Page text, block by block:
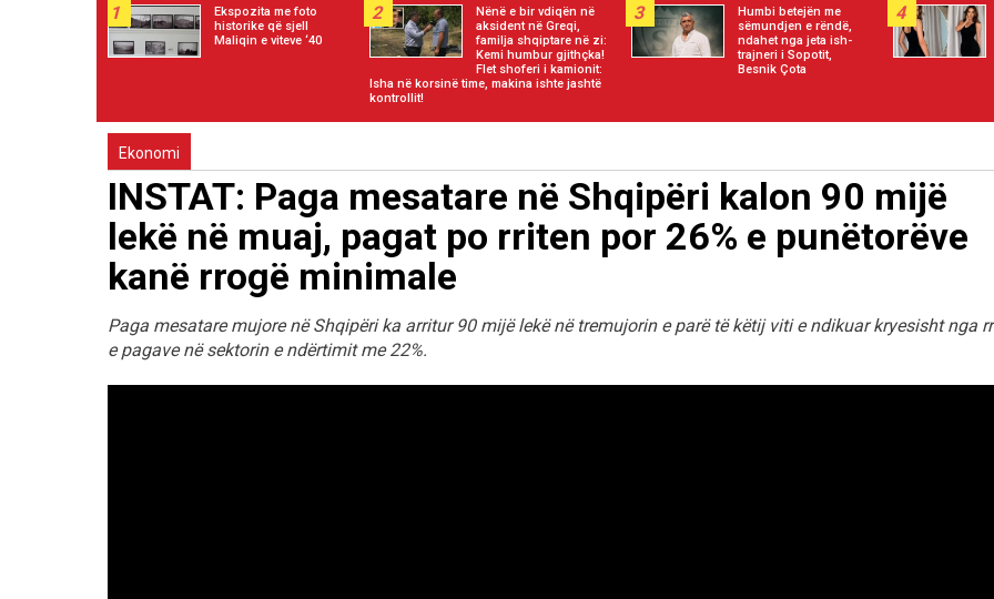
1
Ekspozita me foto
historike që sjell
Maliqin e viteve ‘40
2
Nënë e bir vdiqën në
aksident në Greqi,
familja shqiptare në zi:
Kemi humbur gjithçka!
Flet shoferi i kamionit:
Isha në korsinë time, makina ishte jashtë
kontrollit!
3
Humbi betejën me
sëmundjen e rëndë,
ndahet nga jeta ish-
trajneri i Sopotit,
Besnik Çota
4
Ekonomi
INSTAT: Paga mesatare në Shqipëri kalon 90 mijë
lekë në muaj, pagat po rriten por 26% e punëtorëve
kanë rrogë minimale
Paga mesatare mujore në Shqipëri ka arritur 90 mijë lekë në tremujorin e parë të këtij viti e ndikuar kryesisht nga
e pagave në sektorin e ndërtimit me 22%.